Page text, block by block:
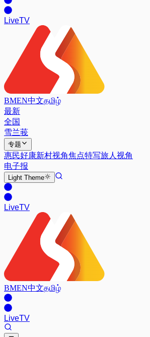
LiveTV
BMEN中文தமிழ்
最新
全国
雪兰莪
专题
惠民好康新村视角焦点特写旅人视角
电子报
Light Theme
LiveTV
BMEN中文தமிழ்
LiveTV